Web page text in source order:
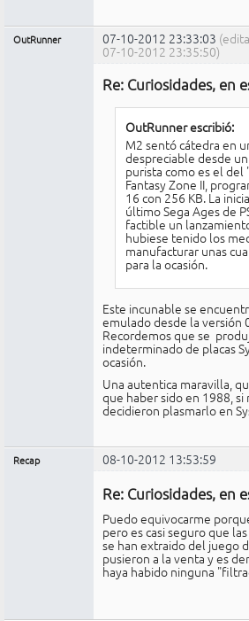
OutRunner 07-10-2012 23:33:03
07-10-2012 23:35:50)
Re: Curiosidades, en
OutRunner escribió:
M2 sentó cátedra en
despreciable desde
purista como es el del
Fantasy Zone II,
16 con 256 KB. La
último Sega Ages de
factible un
hubiese tenido los
manufacturar unas
para la ocasión.
Este incunable se
emulado desde la versión
Recordemos que se
indeterminado de placas
ocasión.
Una autentica maravilla,
que haber sido en 1988,
decidieron plasmarlo en
Recap 08-10-2012 13:53:59
Re: Curiosidades, en
Puedo equivocarme
pero es casi seguro que
se han extraido del juego
pusieron a la venta y es
haya habido ninguna